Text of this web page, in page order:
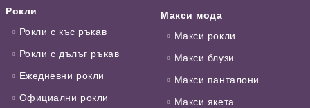
Рокли
Рокли с къс ръкав
Рокли с дълъг ръкав
Ежедневни рокли
Официални рокли
Макси мода
Макси рокли
Макси блузи
Макси панталони
Макси якета